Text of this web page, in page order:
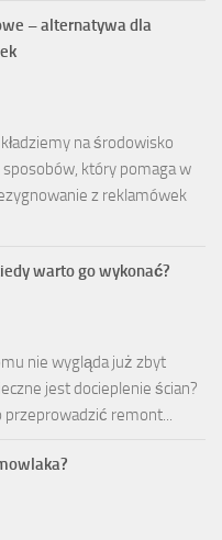
– alternatywa dla
na środowisko
sposobów, który pomaga w
z reklamówek
warto go wykonać?
nie wygląda już zbyt
jest docieplenie ścian?
przeprowadzić remont...